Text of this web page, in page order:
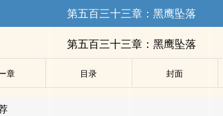
第五百三十三章：黑鹰坠落
第五百三十三章：黑鹰坠落
章 目录 封面